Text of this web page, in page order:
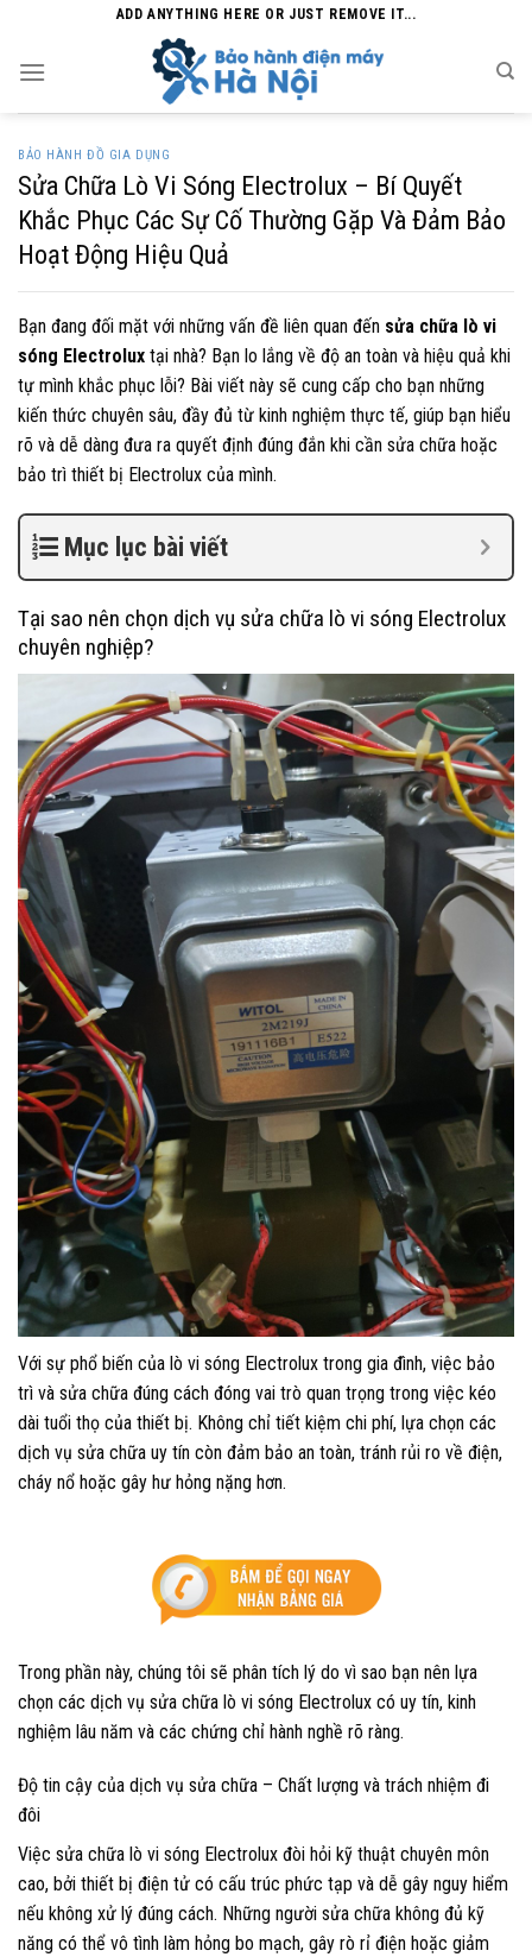
content
ADD ANYTHING HERE OR JUST REMOVE IT...
BẢO HÀNH ĐỒ GIA DỤNG
Sửa Chữa Lò Vi Sóng Electrolux – Bí Quyết
Khắc Phục Các Sự Cố Thường Gặp Và Đảm Bảo
Hoạt Động Hiệu Quả
Bạn đang đối mặt với những vấn đề liên quan đến sửa chữa lò vi
sóng Electrolux tại nhà? Bạn lo lắng về độ an toàn và hiệu quả khi
tự mình khắc phục lỗi? Bài viết này sẽ cung cấp cho bạn những
kiến thức chuyên sâu, đầy đủ từ kinh nghiệm thực tế, giúp bạn hiểu
rõ và dễ dàng đưa ra quyết định đúng đắn khi cần sửa chữa hoặc
bảo trì thiết bị Electrolux của mình.
Mục lục bài viết
Tại sao nên chọn dịch vụ sửa chữa lò vi sóng Electrolux
chuyên nghiệp?
Với sự phổ biến của lò vi sóng Electrolux trong gia đình, việc bảo
trì và sửa chữa đúng cách đóng vai trò quan trọng trong việc kéo
dài tuổi thọ của thiết bị. Không chỉ tiết kiệm chi phí, lựa chọn các
dịch vụ sửa chữa uy tín còn đảm bảo an toàn, tránh rủi ro về điện,
cháy nổ hoặc gây hư hỏng nặng hơn.
Trong phần này, chúng tôi sẽ phân tích lý do vì sao bạn nên lựa
chọn các dịch vụ sửa chữa lò vi sóng Electrolux có uy tín, kinh
nghiệm lâu năm và các chứng chỉ hành nghề rõ ràng.
Độ tin cậy của dịch vụ sửa chữa – Chất lượng và trách nhiệm đi
đôi
Việc sửa chữa lò vi sóng Electrolux đòi hỏi kỹ thuật chuyên môn
cao, bởi thiết bị điện tử có cấu trúc phức tạp và dễ gây nguy hiểm
nếu không xử lý đúng cách. Những người sửa chữa không đủ kỹ
năng có thể vô tình làm hỏng bo mạch, gây rò rỉ điện hoặc giảm